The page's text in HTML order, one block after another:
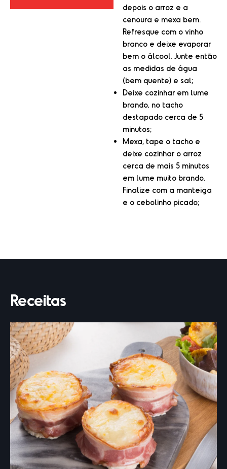
depois o arroz e a
cenoura e mexa bem.
Refresque com o vinho
branco e deixe evaporar
bem o álcool. Junte então
as medidas de água
(bem quente) e sal;
Deixe cozinhar em lume
brando, no tacho
destapado cerca de 5
minutos;
Mexa, tape o tacho e
deixe cozinhar o arroz
cerca de mais 5 minutos
em lume muito brando.
Finalize com a manteiga
e o cebolinho picado;
Receitas